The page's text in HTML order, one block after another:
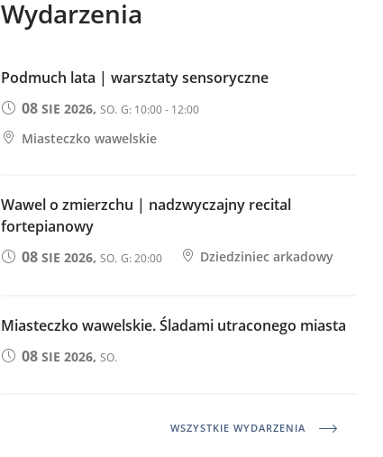
Wydarzenia
Podmuch lata | warsztaty sensoryczne
08SIE 2026, SO. G: 10:00 - 12:00
Miasteczko wawelskie
Wawel o zmierzchu | nadzwyczajny recital
fortepianowy
08SIE 2026, SO. G: 20:00 Dziedziniec arkadowy
Miasteczko wawelskie. Śladami utraconego miasta
08SIE 2026, SO.
WSZYSTKIE WYDARZENIA